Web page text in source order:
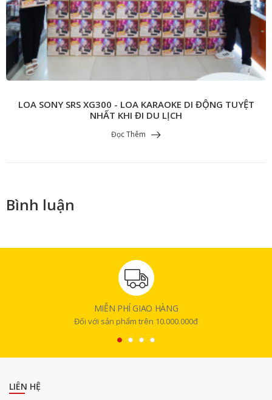
LOA SONY SRS XG300 - LOA KARAOKE DI ĐỘNG TUYỆT
NHẤT KHI ĐI DU LỊCH
Đọc Thêm
Bình luận
MIỄN PHÍ GIAO HÀNG
Đối với sản phẩm trên 10.000.000đ
LIÊN HỆ